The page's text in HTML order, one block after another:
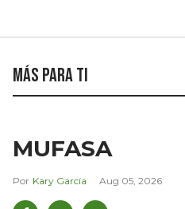
Más para ti
MUFASA
Kary García Aug 05, 2026